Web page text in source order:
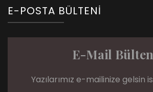
E-POSTA BÜLTENI
E-Mail
Yazılarımız e-mailinize gelsin